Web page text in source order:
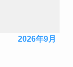
2026年9月